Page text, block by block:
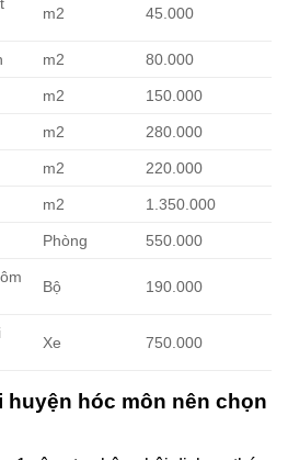
m2 45.000
m2 80.000
m2 150.000
m2 280.000
m2 220.000
m2 1.350.000
Phòng 550.000
Bộ 190.000
Xe 750.000
huyện hóc môn nên chọn